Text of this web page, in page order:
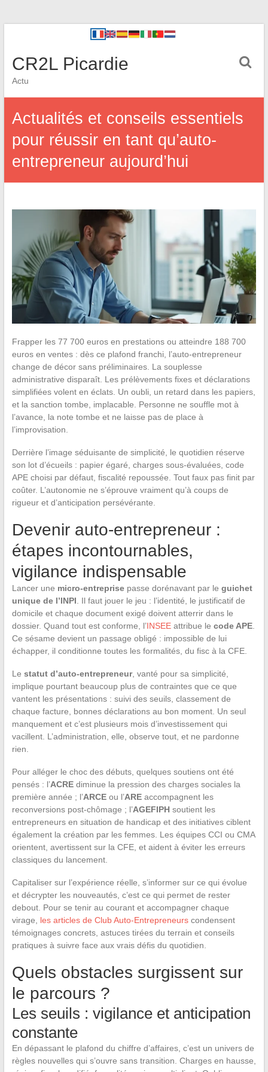
CR2L Picardie
Actu
Actualités et conseils essentiels
pour réussir en tant qu’auto-
entrepreneur aujourd’hui
Frapper les 77 700 euros en prestations ou atteindre 188 700
euros en ventes : dès ce plafond franchi, l’auto-entrepreneur
change de décor sans préliminaires. La souplesse
administrative disparaît. Les prélèvements fixes et déclarations
simplifiées volent en éclats. Un oubli, un retard dans les papiers,
et la sanction tombe, implacable. Personne ne souffle mot à
l’avance, la note tombe et ne laisse pas de place à
l’improvisation.
Derrière l’image séduisante de simplicité, le quotidien réserve
son lot d’écueils : papier égaré, charges sous-évaluées, code
APE choisi par défaut, fiscalité repoussée. Tout faux pas finit par
coûter. L’autonomie ne s’éprouve vraiment qu’à coups de
rigueur et d’anticipation persévérante.
Devenir auto-entrepreneur :
étapes incontournables,
vigilance indispensable
Lancer une micro-entreprisepasse dorénavant par le guichet
unique de l’INPI . Il faut jouer le jeu : l’identité, le justificatif de
domicile et chaque document exigé doivent atterrir dans le
dossier. Quand tout est conforme, l’INSEEattribue le code APE.
Ce sésame devient un passage obligé : impossible de lui
échapper, il conditionne toutes les formalités, du fisc à la CFE.
Le statut d’auto-entrepreneur, vanté pour sa simplicité,
implique pourtant beaucoup plus de contraintes que ce que
vantent les présentations : suivi des seuils, classement de
chaque facture, bonnes déclarations au bon moment. Un seul
manquement et c’est plusieurs mois d’investissement qui
vacillent. L’administration, elle, observe tout, et ne pardonne
rien.
Pour alléger le choc des débuts, quelques soutiens ont été
pensés : l’ACREdiminue la pression des charges sociales la
première année ; l’ARCEou l’AREaccompagnent les
reconversions post-chômage ; l’AGEFIPHsoutient les
entrepreneurs en situation de handicap et des initiatives ciblent
également la création par les femmes. Les équipes CCI ou CMA
orientent, avertissent sur la CFE, et aident à éviter les erreurs
classiques du lancement.
Capitaliser sur l’expérience réelle, s’informer sur ce qui évolue
et décrypter les nouveautés, c’est ce qui permet de rester
debout. Pour se tenir au courant et accompagner chaque
virage, les articles de Club Auto-Entrepreneurscondensent
témoignages concrets, astuces tirées du terrain et conseils
pratiques à suivre face aux vrais défis du quotidien.
Quels obstacles surgissent sur
le parcours ?
Les seuils : vigilance et anticipation
constante
En dépassant le plafond du chiffre d’affaires, c’est un univers de
règles nouvelles qui s’ouvre sans transition. Charges en hausse,